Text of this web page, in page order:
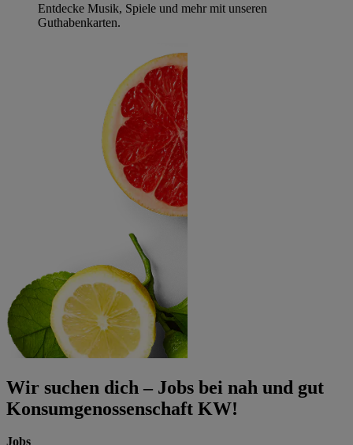
Entdecke Musik, Spiele und mehr mit unseren
Guthabenkarten.
Wir suchen dich – Jobs bei nah und gut
Konsumgenossenschaft KW!
Jobs